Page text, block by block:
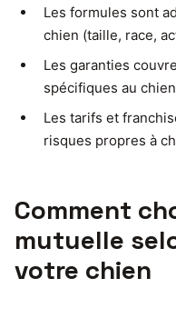
Les formules sont
chien (taille, race,
Les garanties
spécifiques au
Les tarifs et
risques propres à
Comment
mutuelle
votre chien